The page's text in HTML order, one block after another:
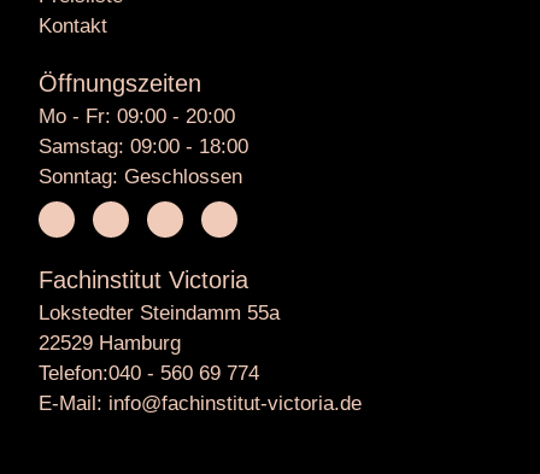
Kontakt
Öffnungszeiten
Mo - Fr: 09:00 - 20:00
Samstag: 09:00 - 18:00
Sonntag: Geschlossen
Fachinstitut Victoria
Lokstedter Steindamm 55a
22529 Hamburg
Telefon:040 - 560 69 774
E-Mail: info@fachinstitut-victoria.de